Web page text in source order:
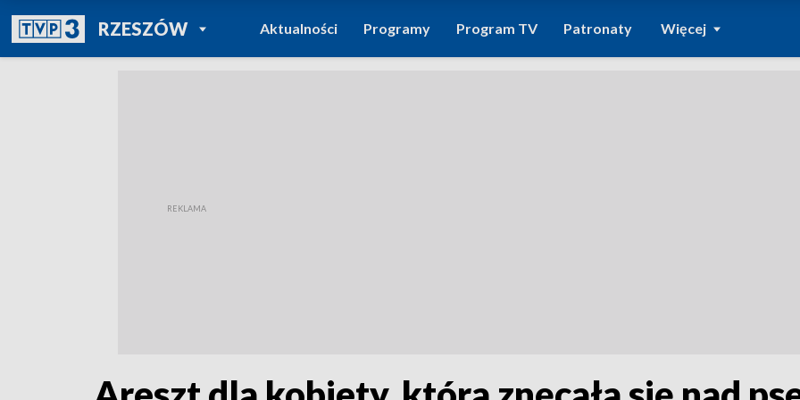
RZESZÓWPOWRÓT DO
TVP REGIONY
Aktualności Programy Program TV Patronaty Więcej